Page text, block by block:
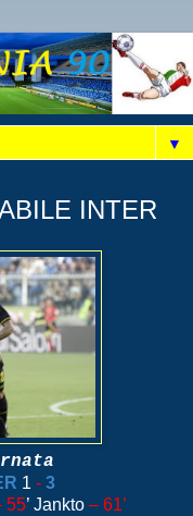
▼
INTER
1- 3
55’ Jankto – 61’